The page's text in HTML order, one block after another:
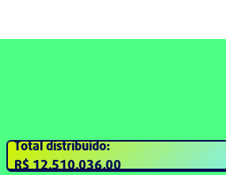
Total distribuído:
R$ 12.510.036,00